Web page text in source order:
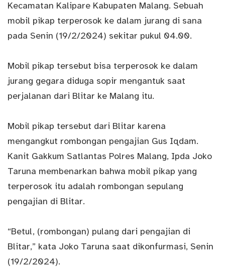
Kecamatan Kalipare Kabupaten Malang. Sebuah
mobil pikap terperosok ke dalam jurang di sana
pada Senin (19/2/2024) sekitar pukul 04.00.
Mobil pikap tersebut bisa terperosok ke dalam
jurang gegara diduga sopir mengantuk saat
perjalanan dari Blitar ke Malang itu.
Mobil pikap tersebut dari Blitar karena
mengangkut rombongan pengajian Gus Iqdam.
Kanit Gakkum Satlantas Polres Malang, Ipda Joko
Taruna membenarkan bahwa mobil pikap yang
terperosok itu adalah rombongan sepulang
pengajian di Blitar.
“Betul, (rombongan) pulang dari pengajian di
Blitar,” kata Joko Taruna saat dikonfurmasi, Senin
(19/2/2024).